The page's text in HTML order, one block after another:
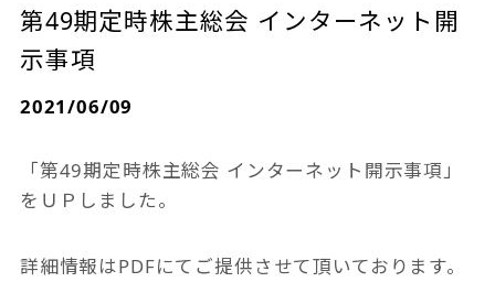
第49期定時株主総会 インターネット開
示事項
2021/06/09
「第49期定時株主総会 インターネット開示事項」
をＵＰしました。
詳細情報はPDFにてご提供させて頂いております。